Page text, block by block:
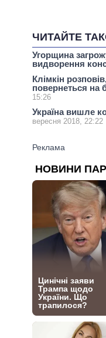
ЧИТАЙТЕ
Угорщина
видворення
Клімкін
повернеться на
15:26
Україна вишле
вересня 2018, 22:22